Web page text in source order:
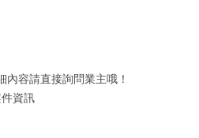
容請直接詢問業主哦！
資訊